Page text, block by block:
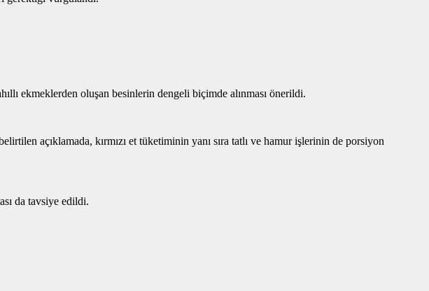
ekmeklerden oluşan besinlerin dengeli biçimde alınması önerildi.
açıklamada, kırmızı et tüketiminin yanı sıra tatlı ve hamur işlerinin de porsiyon
da tavsiye edildi.